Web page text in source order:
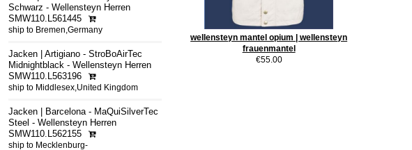
Schwarz - Wellensteyn Herren
SMW110.L561445
ship to Bremen,Germany
Jacken | Artigiano - StroBoAirTec
Midnightblack - Wellensteyn Herren
SMW110.L563196
ship to Middlesex,United Kingdom
Jacken | Barcelona - MaQuiSilverTec
Steel - Wellensteyn Herren
SMW110.L562155
ship to Mecklenburg-
wellensteyn mantel opium | wellensteyn
frauenmantel
€55.00